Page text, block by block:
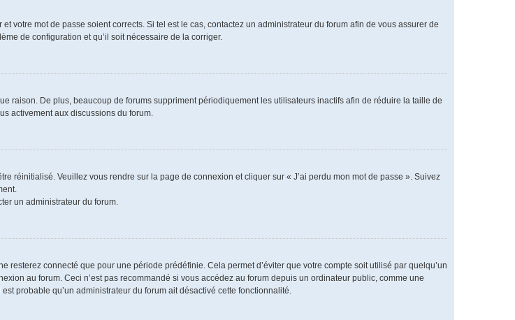
votre mot de passe soient corrects. Si tel est le cas, contactez un administrateur du forum afin de vous assurer de
de configuration et qu’il soit nécessaire de la corriger.
raison. De plus, beaucoup de forums suppriment périodiquement les utilisateurs inactifs afin de réduire la taille de
activement aux discussions du forum.
réinitialisé. Veuillez vous rendre sur la page de connexion et cliquer sur « J’ai perdu mon mot de passe ». Suivez
un administrateur du forum.
connecté que pour une période prédéfinie. Cela permet d’éviter que votre compte soit utilisé par quelqu’un
au forum. Ceci n’est pas recommandé si vous accédez au forum depuis un ordinateur public, comme une
probable qu’un administrateur du forum ait désactivé cette fonctionnalité.